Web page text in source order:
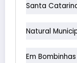
Santa
Natural
Em Bombinhas